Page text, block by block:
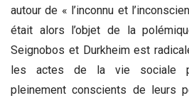
autour de « l’inconnu et
était alors l’objet de la
Seignobos et Durkheim est
les actes de la vie sociale
pleinement conscients de leurs